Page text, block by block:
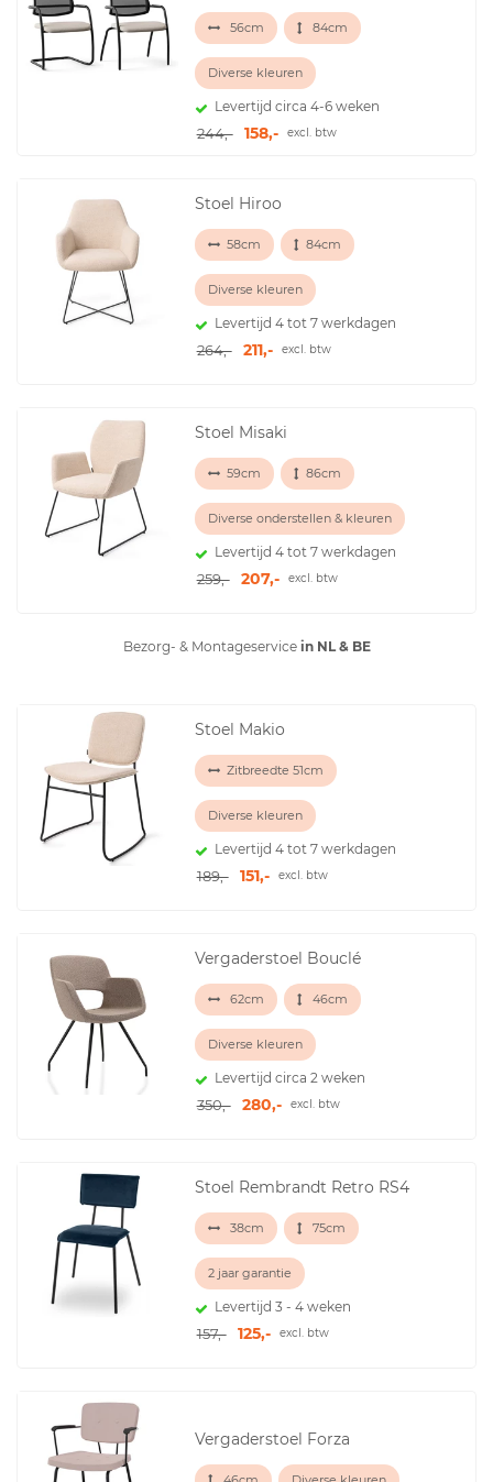
56cm 84cm
Diverse kleuren
Levertijd circa 4-6 weken
244,- 158,- excl. btw
Stoel Hiroo
58cm 84cm
Diverse kleuren
Levertijd 4 tot 7 werkdagen
264,- 211,- excl. btw
Stoel Misaki
59cm 86cm
Diverse onderstellen & kleuren
Levertijd 4 tot 7 werkdagen
259,- 207,- excl. btw
Bezorg- & Montageservicein NL & BE
Stoel Makio
Zitbreedte 51cm
Diverse kleuren
Levertijd 4 tot 7 werkdagen
189,- 151,- excl. btw
Vergaderstoel Bouclé
62cm 46cm
Diverse kleuren
Levertijd circa 2 weken
350,- 280,- excl. btw
Stoel Rembrandt Retro RS4
38cm 75cm
2 jaar garantie
Levertijd 3 - 4 weken
157,- 125,- excl. btw
Vergaderstoel Forza